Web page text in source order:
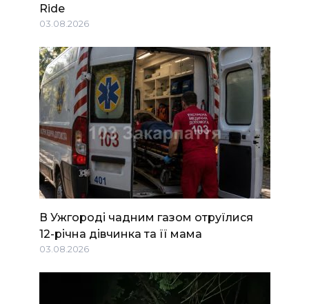
Ride
03.08.2026
В Ужгороді чадним газом отруїлися
12-річна дівчинка та її мама
03.08.2026